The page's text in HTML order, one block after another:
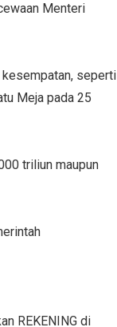
Menteri
kesempatan, seperti
Meja pada 25
triliun maupun
REKENING di